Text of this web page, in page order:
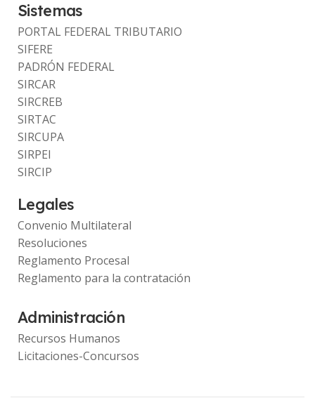
Sistemas
PORTAL FEDERAL TRIBUTARIO
SIFERE
PADRÓN FEDERAL
SIRCAR
SIRCREB
SIRTAC
SIRCUPA
SIRPEI
SIRCIP
Legales
Convenio Multilateral
Resoluciones
Reglamento Procesal
Reglamento para la contratación
Administración
Recursos Humanos
Licitaciones-Concursos